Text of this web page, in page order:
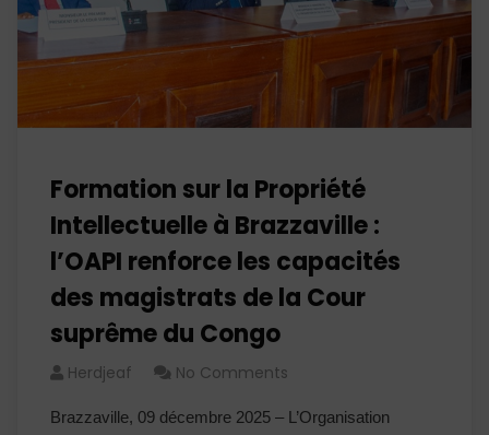
Formation sur la Propriété
Intellectuelle à Brazzaville :
l’OAPI renforce les capacités
des magistrats de la Cour
suprême du Congo
Herdjeaf No Comments
Brazzaville, 09 décembre 2025 – L’Organisation